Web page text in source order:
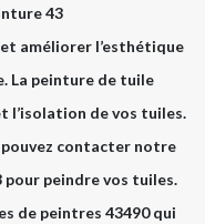
43
améliorer l’esthétique
La peinture de tuile
l’isolation de vos tuiles.
pouvez contacter notre
pour peindre vos tuiles.
de peintres 43490 qui